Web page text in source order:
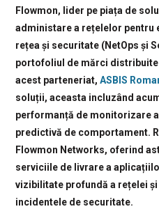
Flowmon, lider pe piața de
administare a rețelelor pentru
rețea și securitate (NetOps și
portofoliul de mărci distribuite
acest parteneriat, ASBIS
soluții, aceasta incluzând
performanță de monitorizare
predictivă de comportament.
Flowmon Networks, oferind
serviciile de livrare a
vizibilitate profundă a rețelei
incidentele de securitate.